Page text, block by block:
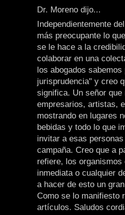
Dr. Moreno dijo...
Independientemente
más preocupante lo
se le hace a la
colaborar en una
los abogados
jurisprudencia" y creo
significa. Un señor
empresarios, artistas,
mostrando en lugares
bebidas y todo lo que
invitar a esas
campaña. Creo que a
refiere, los
inmediata o cualquier
a hacer de esto un
Como se lo manifiesto
artículos. Saludos